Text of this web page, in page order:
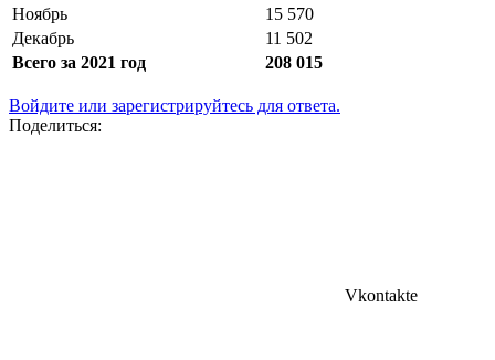
Ноябрь
15 570
Декабрь
11 502
Всего за 2021 год
208 015
Войдите или зарегистрируйтесь для ответа.
Поделиться:
Vkontakte